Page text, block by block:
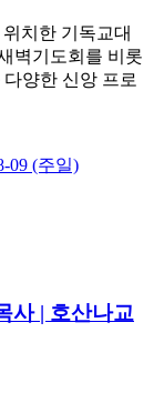
치한 기독교대
벽기도회를 비롯
양한 신앙 프로
09 (주일)
사 | 호산나교